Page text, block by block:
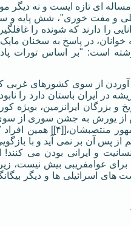
ای تازه ایست و نه دیگر
و مفت خوری"، شش پایه
را دارند که شونده را
در پاسخ به سخنان
است: "بر اساس تورات
آوردن از سوی کشورهای غربی
بزرگان ایرانزمین، بویژه
علوی(!) خواندن نوروز جمشیدی و
پس آن بر نمی آید و با
و ایرانی بودن می کنند!